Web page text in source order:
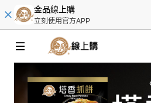
金品線上購
立刻使用官方APP